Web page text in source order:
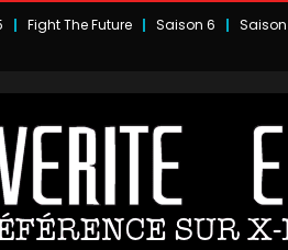
Fight The Future Saison 6 Saison